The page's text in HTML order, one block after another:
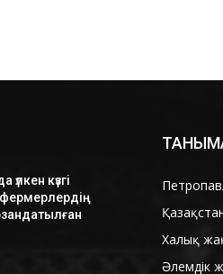
күзгі
Халық
Әлемдік